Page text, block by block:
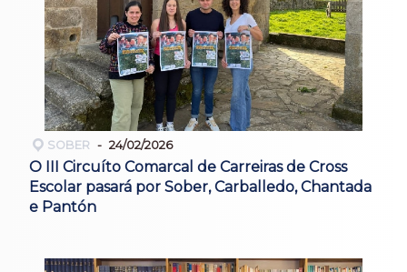
SOBER 24/02/2026
O III Circuíto Comarcal de Carreiras de Cross
Escolar pasará por Sober, Carballedo, Chantada
e Pantón